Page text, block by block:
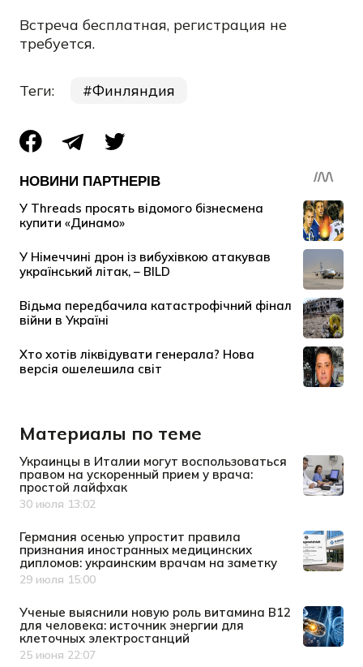
Встреча бесплатная, регистрация не
требуется.
Теги: Финляндия
Материалы по теме
Украинцы в Италии могут воспользоваться
правом на ускоренный прием у врача:
простой лайфхак
Дата публикации
30 июля 13:02
Германия осенью упростит правила
признания иностранных медицинских
дипломов: украинским врачам на заметку
Дата публикации
29 июля 15:00
Ученые выяснили новую роль витамина B12
для человека: источник энергии для
клеточных электростанций
Дата публикации
25 июня 22:07